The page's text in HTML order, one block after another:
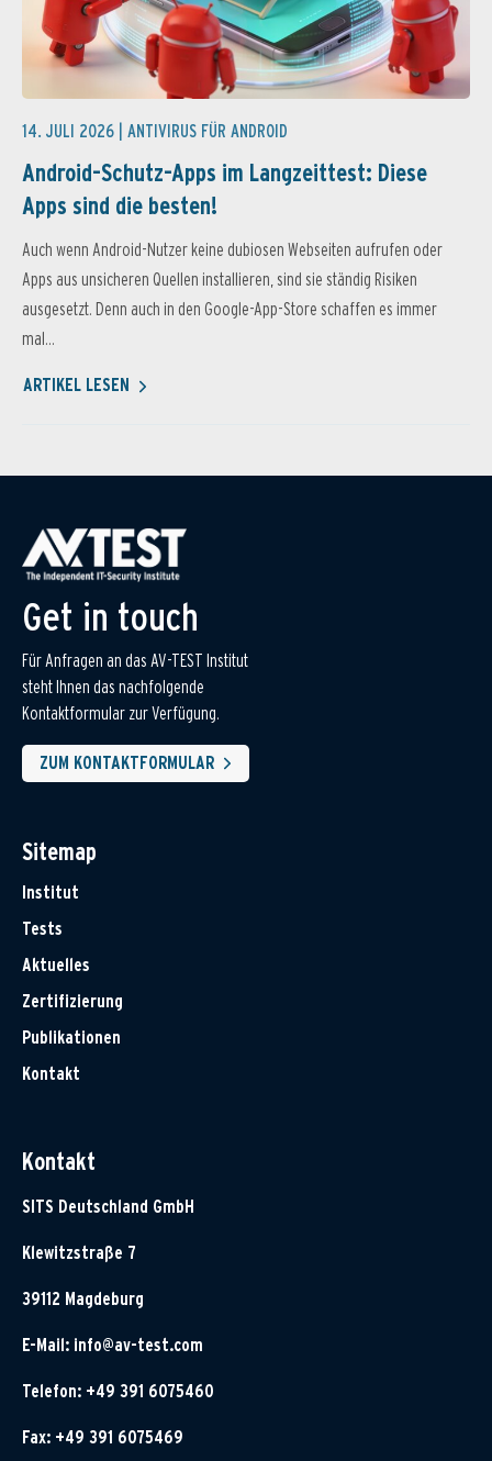
14. JULI 2026 | ANTIVIRUS FÜR ANDROID
Android-Schutz-Apps im Langzeittest: Diese
Apps sind die besten!
Auch wenn Android-Nutzer keine dubiosen Webseiten aufrufen oder
Apps aus unsicheren Quellen installieren, sind sie ständig Risiken
ausgesetzt. Denn auch in den Google-App-Store schaffen es immer
mal...
ARTIKEL LESEN
Get in touch
Für Anfragen an das AV-TEST Institut
steht Ihnen das nachfolgende
Kontaktformular zur Verfügung.
ZUM KONTAKTFORMULAR
Sitemap
Institut
Tests
Aktuelles
Zertifizierung
Publikationen
Kontakt
Kontakt
SITS Deutschland GmbH
Klewitzstraße 7
39112 Magdeburg
E-Mail: info@av-test.com
Telefon: +49 391 6075460
Fax: +49 391 6075469